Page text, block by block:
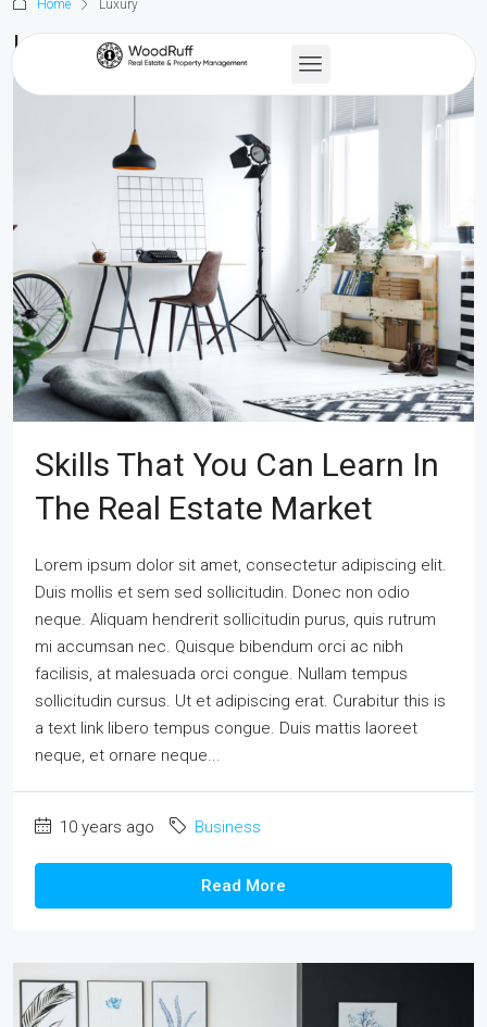
Home Luxury
Luxury
Skills That You Can Learn In
The Real Estate Market
Lorem ipsum dolor sit amet, consectetur adipiscing elit.
Duis mollis et sem sed sollicitudin. Donec non odio
neque. Aliquam hendrerit sollicitudin purus, quis rutrum
mi accumsan nec. Quisque bibendum orci ac nibh
facilisis, at malesuada orci congue. Nullam tempus
sollicitudin cursus. Ut et adipiscing erat. Curabitur this is
a text link libero tempus congue. Duis mattis laoreet
neque, et ornare neque...
10 years ago Business
Read More